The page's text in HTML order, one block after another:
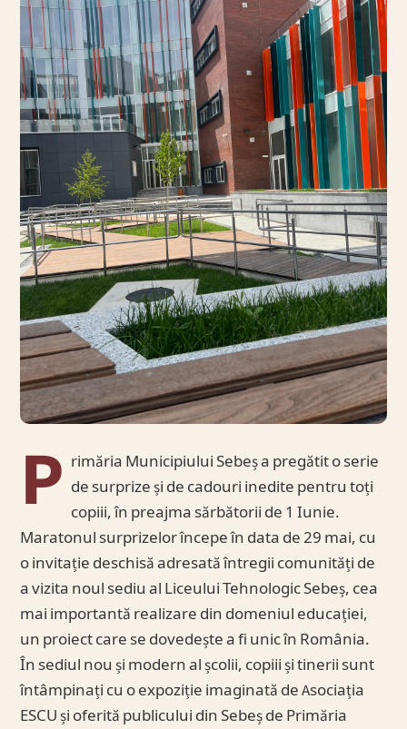
P rimăria Municipiului Sebeș a pregătit o serie
de surprize și de cadouri inedite pentru toți
copiii, în preajma sărbătorii de 1 Iunie.
Maratonul surprizelor începe în data de 29 mai, cu
o invitație deschisă adresată întregii comunități de
a vizita noul sediu al Liceului Tehnologic Sebeș, cea
mai importantă realizare din domeniul educației,
un proiect care se dovedește a fi unic în România.
În sediul nou și modern al școlii, copiii și tinerii sunt
întâmpinați cu o expoziție imaginată de Asociația
ESCU și oferită publicului din Sebeș de Primăria